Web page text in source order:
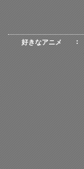
好きなアニメ